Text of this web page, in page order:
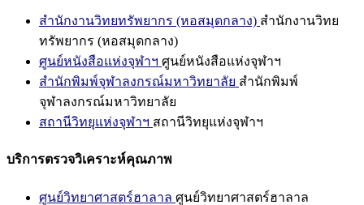
สำนักงานวิทยทรัพยากร (หอสมุดกลาง) สำนักงานวิทย
ทรัพยากร (หอสมุดกลาง)
ศูนย์หนังสือแห่งจุฬาฯ ศูนย์หนังสือแห่งจุฬาฯ
สำนักพิมพ์จุฬาลงกรณ์มหาวิทยาลัย สำนักพิมพ์
จุฬาลงกรณ์มหาวิทยาลัย
สถานีวิทยุแห่งจุฬาฯ สถานีวิทยุแห่งจุฬาฯ
บริการตรวจวิเคราะห์คุณภาพ
ศูนย์วิทยาศาสตร์ฮาลาล ศูนย์วิทยาศาสตร์ฮาลาล